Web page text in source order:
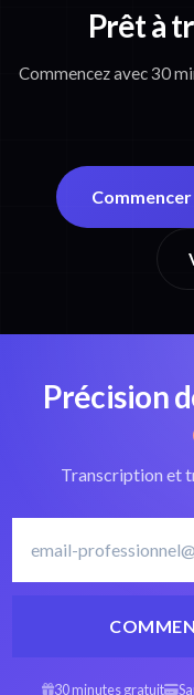
Prêt à
Commencez avec 30
Précision
Transcription et
30 minutes gratuit